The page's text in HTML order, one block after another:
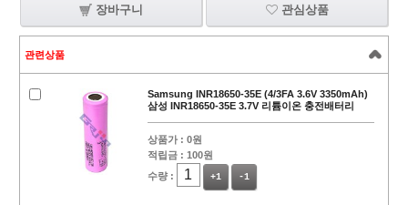
장바구니 관심상품
관련상품
Samsung INR18650-35E (4/3FA 3.6V 3350mAh)
삼성 INR18650-35E 3.7V 리튬이온 충전배터리
상품가 : 0원
적립금 : 100원
수량 :
+1 -1